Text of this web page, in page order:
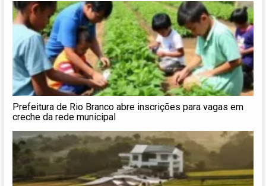
Prefeitura de Rio Branco abre inscrições para vagas em
creche da rede municipal